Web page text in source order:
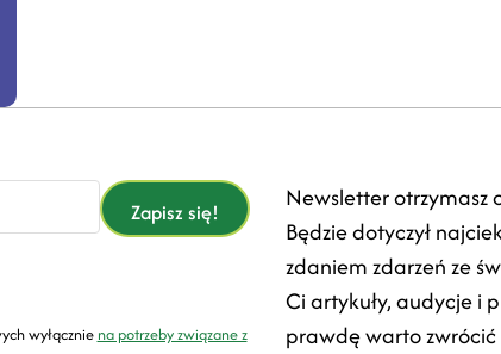
Zapisz się!
wyłącznie na potrzeby związane z
Newsletter otrzymasz
Będzie dotyczył
zdaniem zdarzeń ze
Ci artykuły, audycje i
prawdę warto zwrócić